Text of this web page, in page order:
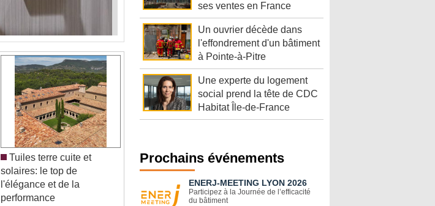
Tuiles terre cuite et
solaires: le top de
l'élégance et de la
performance
ses ventes en France
Un ouvrier décède dans
l'effondrement d'un bâtiment
à Pointe-à-Pitre
Une experte du logement
social prend la tête de CDC
Habitat Île-de-France
Prochains événements
ENERJ-MEETING LYON 2026
Participez à la Journée de l’efficacité
du bâtiment